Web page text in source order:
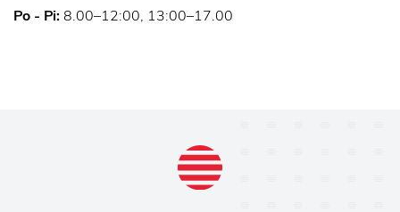
Po - Pi:8.00–12:00, 13:00–17.00